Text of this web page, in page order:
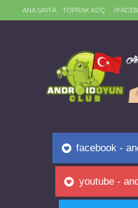
ANA SAYFA TOPRAK KOÇ //
facebook -
youtube -